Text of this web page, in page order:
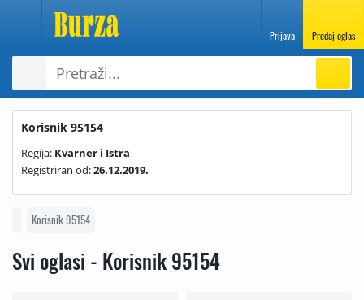
Prijava Predaj oglas
Korisnik 95154
Regija: Kvarner i Istra
Registriran od:26.12.2019.
Korisnik 95154
Svi oglasi - Korisnik 95154